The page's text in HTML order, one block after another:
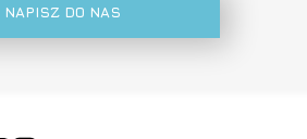
NAPISZ DO NAS